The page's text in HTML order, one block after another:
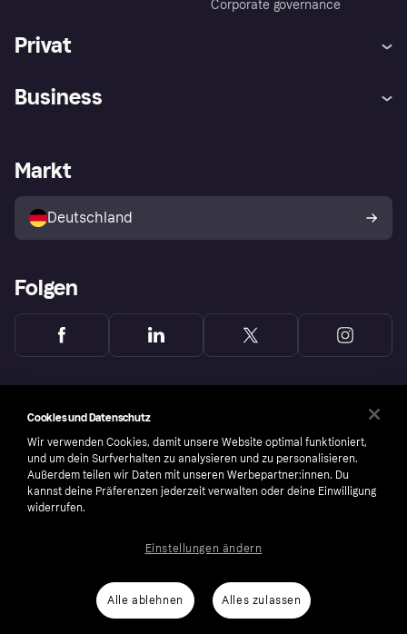
Corporate governance
Privat
Klarna App
Shops entdecken
Käuferschutzrichtlinie
Dein Widerrufsrecht
Business
Händlerportal
Markt
Deutschland
Folgen
number: 556737-0431
Nutzungsbedingungen CookiesKlarna.com
Cookies und Datenschutz
Wir verwenden Cookies, damit unsere Website optimal funktioniert,
und um dein Surfverhalten zu analysieren und zu personalisieren.
Außerdem teilen wir Daten mit unseren Werbepartner:innen. Du
kannst deine Präferenzen jederzeit verwalten oder deine Einwilligung
widerrufen.
Alle ablehnen Alles zulassen
Einstellungen ändern